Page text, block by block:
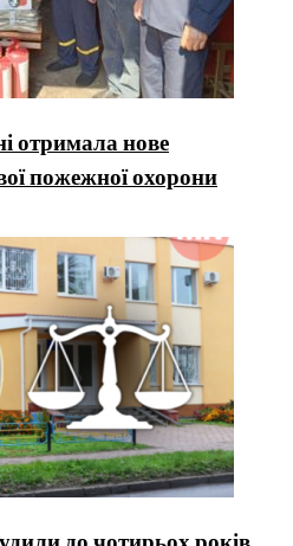
отримала нове
пожежної охорони